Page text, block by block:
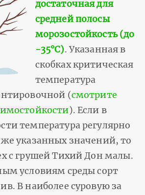
достаточная для
средней полосы
морозостойкость (до
-35°С). Указанная в
скобках критическая
температура
(смотрите
). Если в
температура регулярно
указанных значений, то
с грушей Тихий Дон малы.
условиям среды сорт
В наиболее суровую за